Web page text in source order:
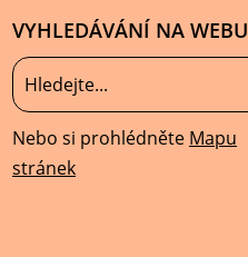
VYHLEDÁVÁNÍ NA WEBU
Nebo si prohlédněte Mapu
stránek